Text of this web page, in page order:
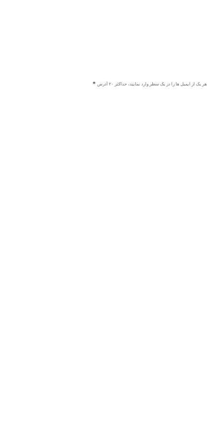
هر یک از ایمیل ها را در یک سطر وارد نمایید، حداکثر ۲۰ آدرس